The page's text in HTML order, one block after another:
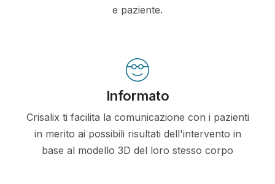
e paziente.
Informato
Crisalix ti facilita la comunicazione con i pazienti
in merito ai possibili risultati dell'intervento in
base al modello 3D del loro stesso corpo